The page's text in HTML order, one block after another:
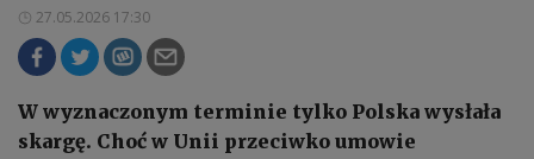
27.05.2026 17:30
W wyznaczonym terminie tylko Polska wysłała
skargę. Choć w Unii przeciwko umowie